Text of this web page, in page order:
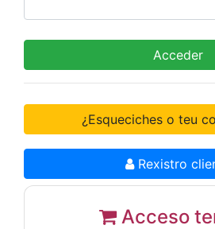
Acceder
¿Esqueciches o teu
Rexistro
Acceso